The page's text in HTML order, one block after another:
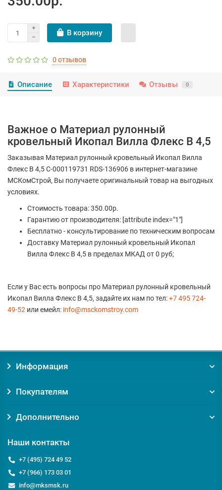
В корзину
0 отзывов
Описание Характеристики Отзывы 0
Важное о Материал рулонный
кровельный Икопал Вилла Флекс В 4,5
Заказывая Материал рулонный кровельный Икопал Вилла
Флекс В 4,5 С-000119731 RDS-136906 в интернет-магазине
МСКомСтрой, Вы получаете оригинальный товар на выгодных
условиях.
Стоимость товара: 350.00р.
Гарантию от производителя: [attribute index="1"]
Бесплатно - консультирование по техническим вопросам
Доставку Материал рулонный кровельный Икопал
Вилла Флекс В 4,5 в пределах МКАД от 0 руб;
Если у Вас есть вопросы про Материал рулонный кровельный
Икопал Вилла Флекс В 4,5, задайте их нам по тел:+7 495 724-
49-52 или емейл: info@msckomstroy.com
Информация
Покупателям
Дополнительно
Наши контакты
+7 (495) 724 49 52
+7 (966) 173 03 01
info@mksmsk.ru